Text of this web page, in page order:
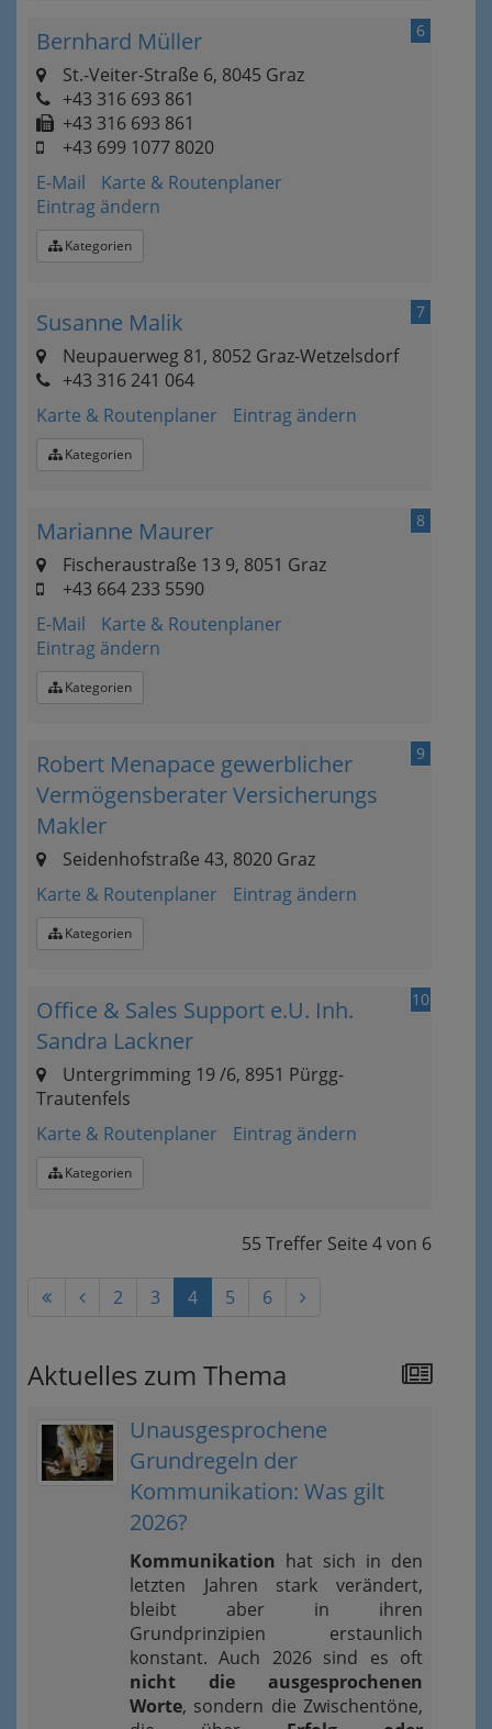
6
Bernhard Müller
St.-Veiter-Straße 6, 8045 Graz
+43 316 693 861
+43 316 693 861
+43 699 1077 8020
E-Mail
Karte & Routenplaner
Eintrag ändern
Kategorien
7
Susanne Malik
Neupauerweg 81, 8052 Graz-Wetzelsdorf
+43 316 241 064
Karte & Routenplaner
Eintrag ändern
Kategorien
8
Marianne Maurer
Fischeraustraße 13 9, 8051 Graz
+43 664 233 5590
E-Mail
Karte & Routenplaner
Eintrag ändern
Kategorien
9
Robert Menapace gewerblicher
Vermögensberater Versicherungs
Makler
Seidenhofstraße 43, 8020 Graz
Karte & Routenplaner
Eintrag ändern
Kategorien
10
Office & Sales Support e.U. Inh.
Sandra Lackner
Untergrimming 19 /6, 8951 Pürgg-
Trautenfels
Karte & Routenplaner
Eintrag ändern
Kategorien
55 Treffer Seite 4von 6
2 3 4 5 6
Aktuelles zum Thema
Unausgesprochene
Grundregeln der
Kommunikation: Was gilt
2026?
Kommunikation hat sich in den
letzten Jahren stark verändert,
bleibt aber in ihren
Grundprinzipien erstaunlich
konstant. Auch 2026 sind es oft
nicht die ausgesprochenen
Worte, sondern die Zwischentöne,